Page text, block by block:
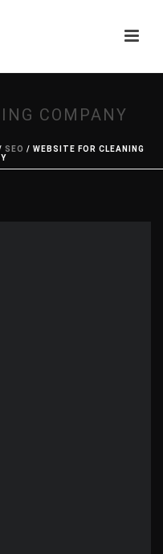
COMPANY
SEO / WEBSITE FOR CLEANING